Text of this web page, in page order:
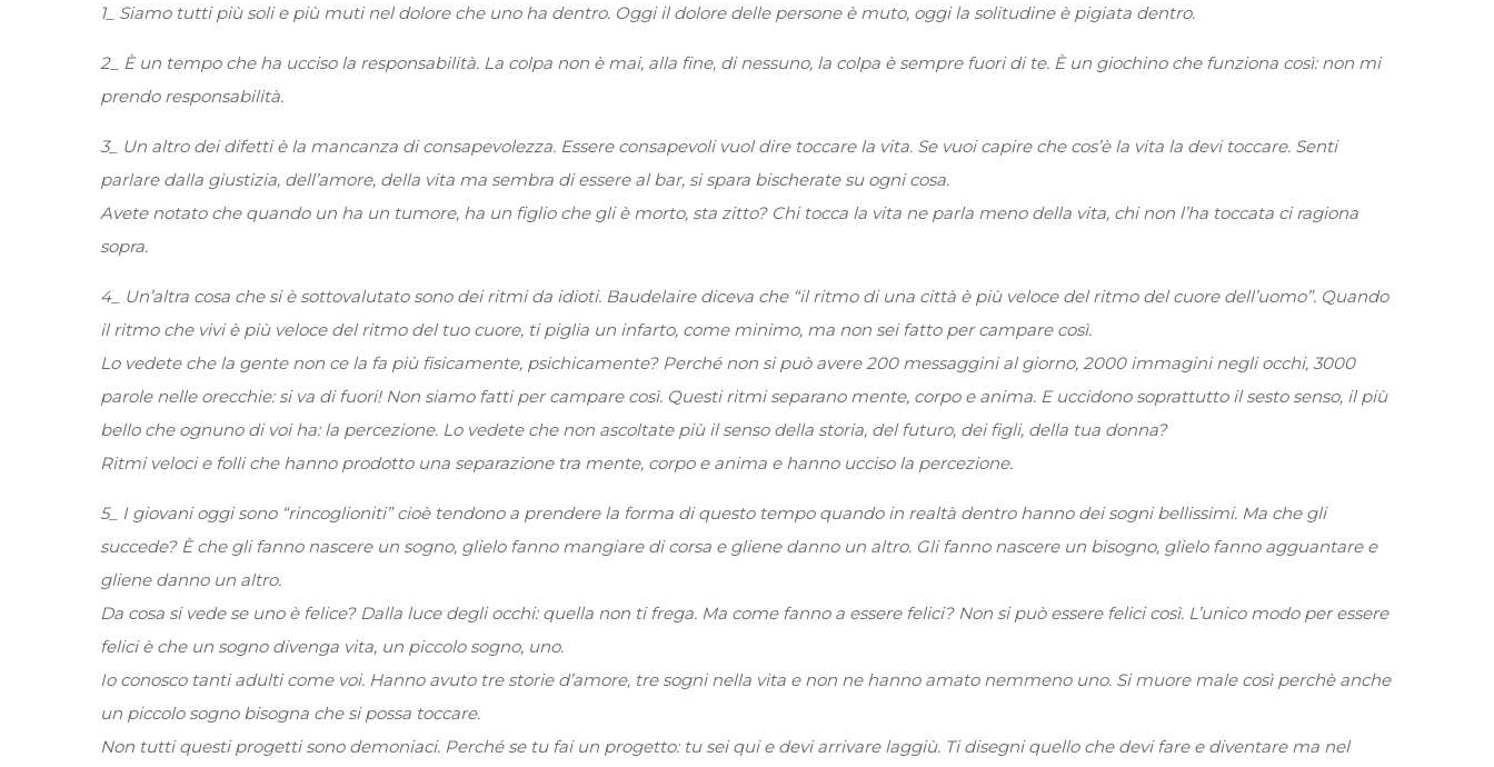
1_ Siamo tutti più soli e più muti nel dolore che uno ha dentro. Oggi il dolore delle persone è muto, oggi la solitudine è pigiata dentro.
2_ È un tempo che ha ucciso la responsabilità. La colpa non è mai, alla fine, di nessuno, la colpa è sempre fuori di te. È un giochino che funziona così: non mi
prendo responsabilità.
3_ Un altro dei difetti è la mancanza di consapevolezza. Essere consapevoli vuol dire toccare la vita. Se vuoi capire che cos’è la vita la devi toccare. Senti
parlare dalla giustizia, dell’amore, della vita ma sembra di essere al bar, si spara bischerate su ogni cosa.
Avete notato che quando un ha un tumore, ha un figlio che gli è morto, sta zitto? Chi tocca la vita ne parla meno della vita, chi non l’ha toccata ci ragiona
sopra.
4_ Un’altra cosa che si è sottovalutato sono dei ritmi da idioti. Baudelaire diceva che “il ritmo di una città è più veloce del ritmo del cuore dell’uomo”. Quando
il ritmo che vivi è più veloce del ritmo del tuo cuore, ti piglia un infarto, come minimo, ma non sei fatto per campare così.
Lo vedete che la gente non ce la fa più fisicamente, psichicamente? Perché non si può avere 200 messaggini al giorno, 2000 immagini negli occhi, 3000
parole nelle orecchie: si va di fuori! Non siamo fatti per campare così. Questi ritmi separano mente, corpo e anima. E uccidono soprattutto il sesto senso, il più
bello che ognuno di voi ha: la percezione. Lo vedete che non ascoltate più il senso della storia, del futuro, dei figli, della tua donna?
Ritmi veloci e folli che hanno prodotto una separazione tra mente, corpo e anima e hanno ucciso la percezione.
5_ I giovani oggi sono “rincoglioniti” cioè tendono a prendere la forma di questo tempo quando in realtà dentro hanno dei sogni bellissimi. Ma che gli
succede? È che gli fanno nascere un sogno, glielo fanno mangiare di corsa e gliene danno un altro. Gli fanno nascere un bisogno, glielo fanno agguantare e
gliene danno un altro.
Da cosa si vede se uno è felice? Dalla luce degli occhi: quella non ti frega. Ma come fanno a essere felici? Non si può essere felici così. L’unico modo per essere
felici è che un sogno divenga vita, un piccolo sogno, uno.
Io conosco tanti adulti come voi. Hanno avuto tre storie d’amore, tre sogni nella vita e non ne hanno amato nemmeno uno. Si muore male così perchè anche
un piccolo sogno bisogna che si possa toccare.
Non tutti questi progetti sono demoniaci. Perché se tu fai un progetto: tu sei qui e devi arrivare laggiù. Ti disegni quello che devi fare e diventare ma nel